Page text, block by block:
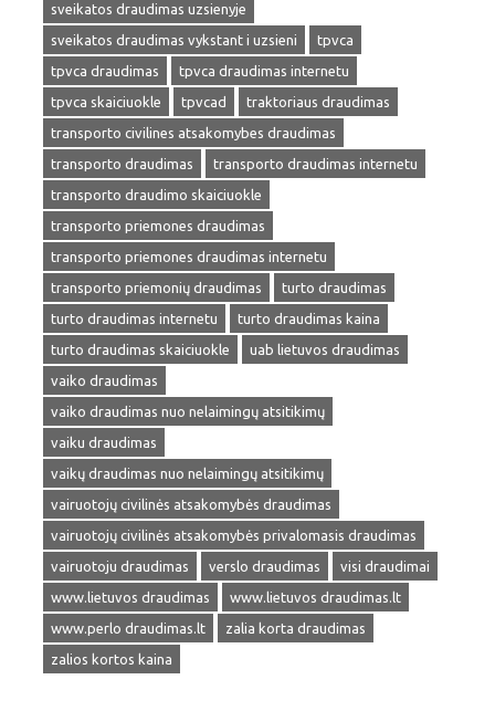
sveikatos draudimas uzsienyje
sveikatos draudimas vykstant i uzsieni
tpvca
tpvca draudimas
tpvca draudimas internetu
tpvca skaiciuokle
tpvcad
traktoriaus draudimas
transporto civilines atsakomybes draudimas
transporto draudimas
transporto draudimas internetu
transporto draudimo skaiciuokle
transporto priemones draudimas
transporto priemones draudimas internetu
transporto priemonių draudimas
turto draudimas
turto draudimas internetu
turto draudimas kaina
turto draudimas skaiciuokle
uab lietuvos draudimas
vaiko draudimas
vaiko draudimas nuo nelaimingų atsitikimų
vaiku draudimas
vaikų draudimas nuo nelaimingų atsitikimų
vairuotojų civilinės atsakomybės draudimas
vairuotojų civilinės atsakomybės privalomasis draudimas
vairuotoju draudimas
verslo draudimas
visi draudimai
www.lietuvos draudimas
www.lietuvos draudimas.lt
www.perlo draudimas.lt
zalia korta draudimas
zalios kortos kaina